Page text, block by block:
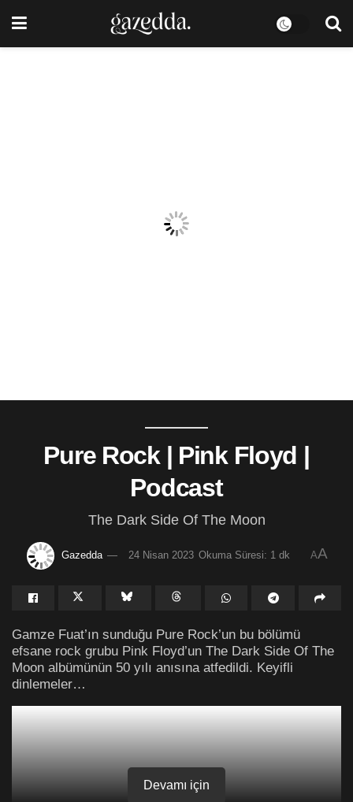
Pure Rock | Pink Floyd |
Podcast
The Dark Side Of The Moon
Gazedda 24 Nisan 2023 Okuma Süresi: 1 dk AA
Gamze Fuat’ın sunduğu Pure Rock’un bu bölümü
efsane rock grubu Pink Floyd’un The Dark Side Of The
Moon albümünün 50 yılı anısına atfedildi. Keyifli
dinlemeler…
Devamı için